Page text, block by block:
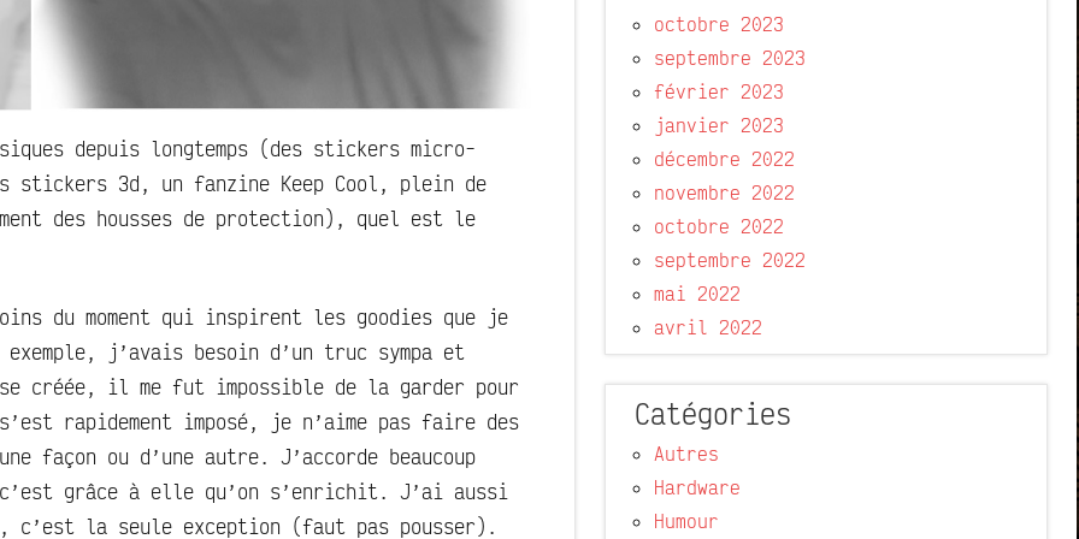
depuis longtemps (des stickers micro-
stickers 3d, un fanzine Keep Cool, plein de
des housses de protection), quel est le
du moment qui inspirent les goodies que je
j’avais besoin d’un truc sympa et
créée, il me fut impossible de la garder pour
rapidement imposé, je n’aime pas faire des
façon ou d’une autre. J’accorde beaucoup
grâce à elle qu’on s’enrichit. J’ai aussi
la seule exception (faut pas pousser).
octobre 2023
septembre 2023
février 2023
janvier 2023
décembre 2022
novembre 2022
octobre 2022
septembre 2022
mai 2022
avril 2022
Catégories
Autres
Hardware
Humour